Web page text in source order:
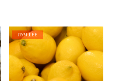
ЛУЧШЕЕ